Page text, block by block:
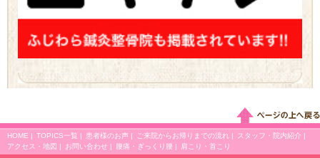
HOME | TOPICS一覧 | 患者様のお声 | ご来院からお帰りまでの流れ | スタッフ・院内紹介 |
アクセス・地図 | お問い合わせ | 腰痛・ぎっくり腰 | 肩こり・首こり